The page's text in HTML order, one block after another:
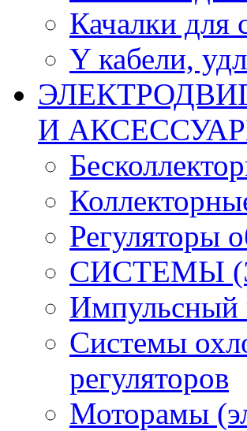
Качалки для
Y кабели,
И
Регуляторы
СИСТЕМЫ
Импульсный
Системы
регуляторов
Моторамы